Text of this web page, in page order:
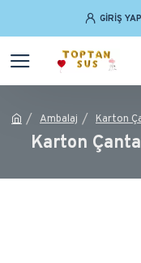
GIRIŞ YAP
Ambalaj Karton
Karton